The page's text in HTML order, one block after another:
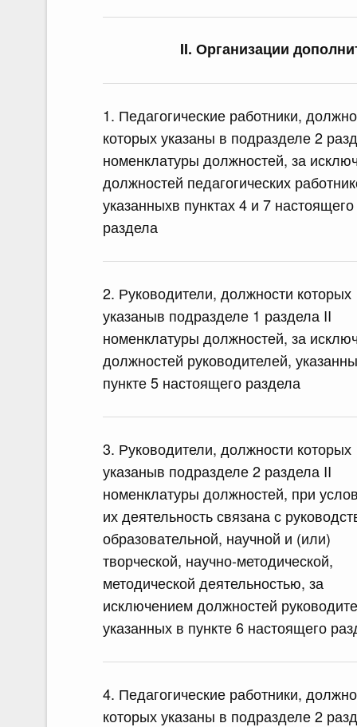
II. Организации
1. Педагогические работники,
которых указаны в подразделе 2
номенклатуры должностей, за
должностей педагогических
указанныхв пунктах 4 и 7 настоящего
раздела
2. Руководители, должности которых
указаныв подразделе 1 раздела II
номенклатуры должностей, за
должностей руководителей,
пункте 5 настоящего раздела
3. Руководители, должности которых
указаныв подразделе 2 раздела II
номенклатуры должностей, при
их деятельность связана с
образовательной, научной и (или)
творческой, научно-методической,
методической деятельностью, за
исключением должностей
указанных в пункте 6 настоящего
4. Педагогические работники,
которых указаны в подразделе 2